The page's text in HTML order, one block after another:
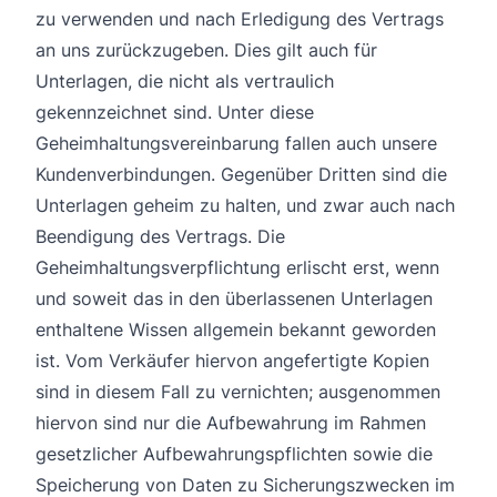
zu verwenden und nach Erledigung des Vertrags
an uns zurückzugeben. Dies gilt auch für
Unterlagen, die nicht als vertraulich
gekennzeichnet sind. Unter diese
Geheimhaltungsvereinbarung fallen auch unsere
Kundenverbindungen. Gegenüber Dritten sind die
Unterlagen geheim zu halten, und zwar auch nach
Beendigung des Vertrags. Die
Geheimhaltungsverpflichtung erlischt erst, wenn
und soweit das in den überlassenen Unterlagen
enthaltene Wissen allgemein bekannt geworden
ist. Vom Verkäufer hiervon angefertigte Kopien
sind in diesem Fall zu vernichten; ausgenommen
hiervon sind nur die Aufbewahrung im Rahmen
gesetzlicher Aufbewahrungspflichten sowie die
Speicherung von Daten zu Sicherungszwecken im